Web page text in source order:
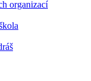
organizací